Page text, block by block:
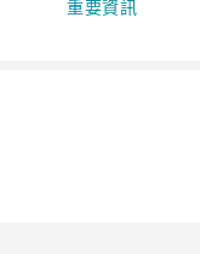
重要資訊